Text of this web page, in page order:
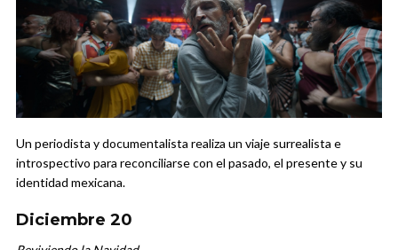
Un periodista y documentalista realiza un viaje surrealista e
introspectivo para reconciliarse con el pasado, el presente y su
identidad mexicana.
Diciembre 20